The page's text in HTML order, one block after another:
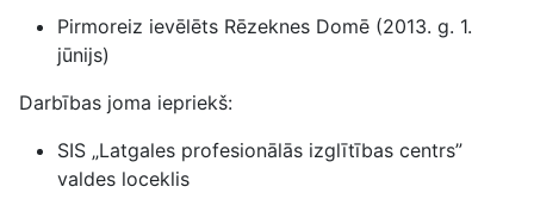
Pirmoreiz ievēlēts Rēzeknes Domē (2013. g. 1.
jūnijs)
Darbības joma iepriekš:
SIS „Latgales profesionālās izglītības centrs”
valdes loceklis